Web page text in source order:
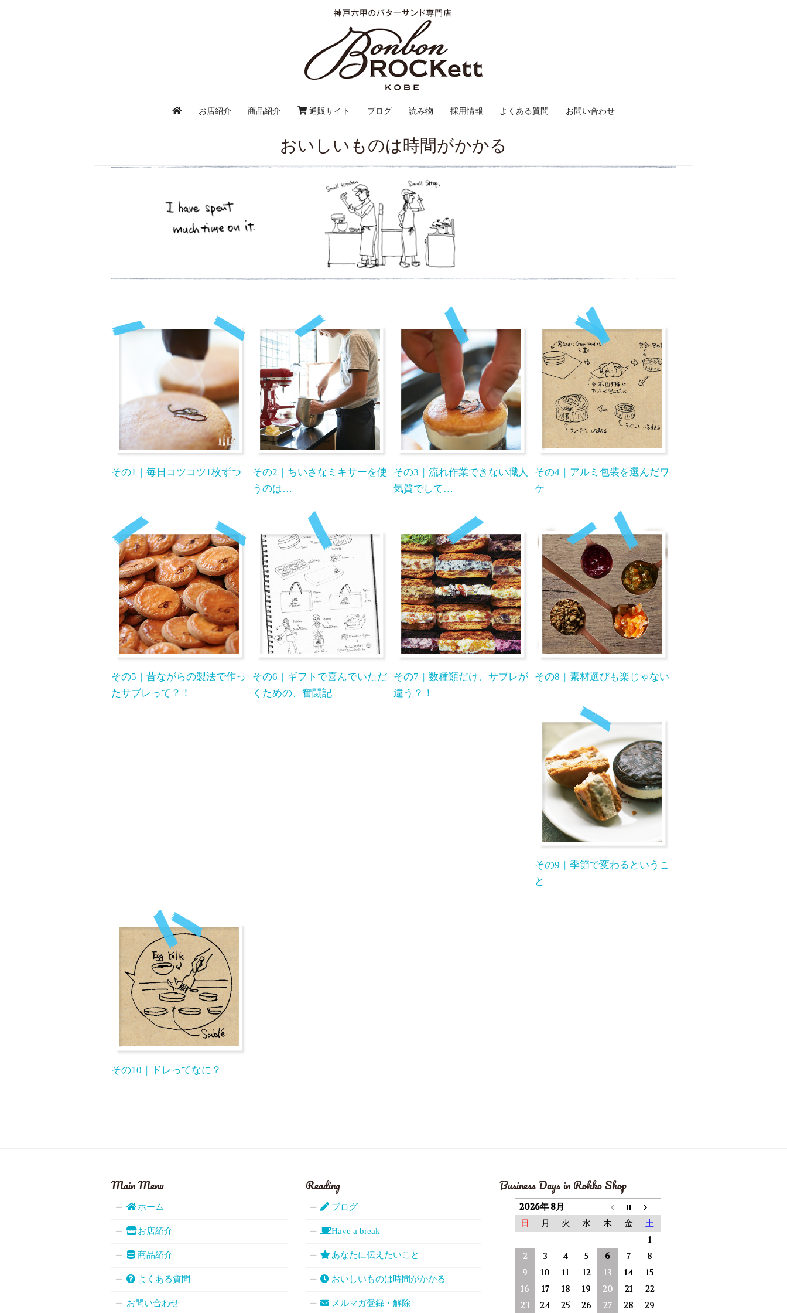
お店紹介 商品紹介 通販サイト ブログ 読み物 採用情報 よくある質問 お問い合わせ
おいしいものは時間がかかる
その1 毎日コツコツ1枚ずつ その2
ちいさなミキサーを使
うのは…
その3
流れ作業できない職人
気質でして…
その4
アルミ包装を選んだワ
ケ
その5
昔ながらの製法で作っ
たサブレって？！
その6
ギフトで喜んでいただ
くための、奮闘記
その7
数種類だけ、サブレが
違う？！
その8 素材選びも楽じゃない
その9
季節で変わるというこ
と
その10 ドレってなに？
Main Menu
ホーム
お店紹介
商品紹介
よくある質問
お問い合わせ
Reading
ブログ
Have a break
あなたに伝えたいこと
おいしいものは時間がかかる
メルマガ登録・解除
Business Days in Rokko Shop
2026年 8月
日 月 火 水 木 金 土
1
2
3 4 5 6 7
8
9
10 11 12 13 14
15
16
17 18 19 20 21
22
23
24 25 26 27 28 29